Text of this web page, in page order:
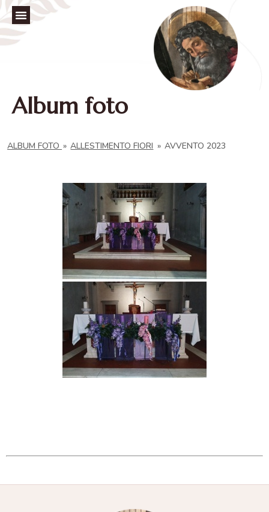
Album foto
ALBUM FOTO » ALLESTIMENTO FIORI » AVVENTO 2023